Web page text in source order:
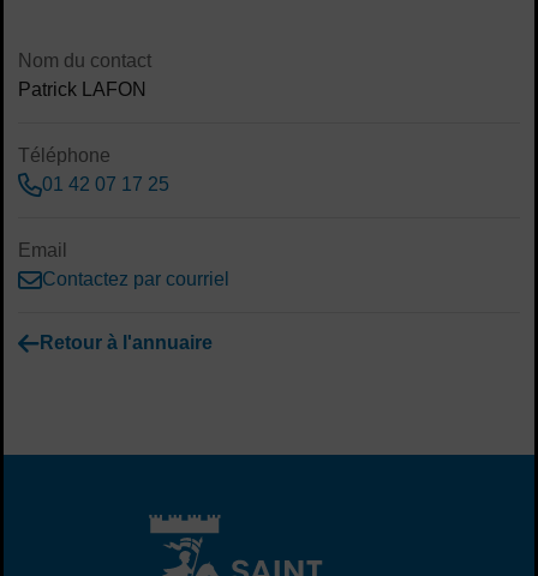
Contenu de la fiche d'annuaire
Nom du contact
Patrick LAFON
Téléphone
01 42 07 17 25
Email
Contactez par courriel
Retour à l'annuaire